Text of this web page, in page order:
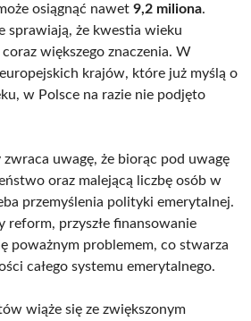
osiągnąć nawet 9,2 miliona.
sprawiają, że kwestia wieku
większego znaczenia. W
krajów, które już myślą o
w Polsce na razie nie podjęto
uwagę, że biorąc pod uwagę
oraz malejącą liczbę osób w
przemyślenia polityki emerytalnej.
reform, przyszłe finansowanie
poważnym problemem, co stwarza
całego systemu emerytalnego.
wiąże się ze zwiększonym